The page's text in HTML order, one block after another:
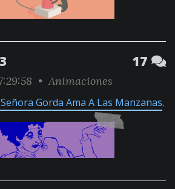
17
• Animaciones
Gorda Ama A Las Manzanas.